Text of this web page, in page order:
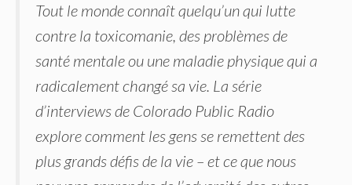
Tout le monde connaît quelqu’un qui lutte
contre la toxicomanie, des problèmes de
santé mentale ou une maladie physique qui a
radicalement changé sa vie. La série
d’interviews de Colorado Public Radio
explore comment les gens se remettent des
plus grands défis de la vie – et ce que nous